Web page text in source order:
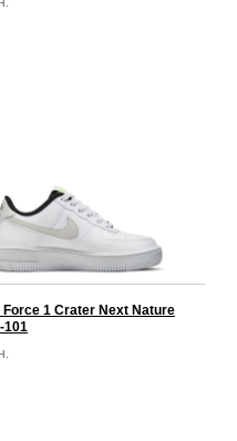
1 Crater Next Nature
101